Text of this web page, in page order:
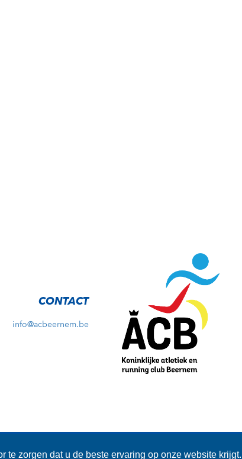
te zorgen dat u de beste ervaring op onze website krijgt.
CONTACT
info@acbeernem.be
Cookie Disclaimer -Privacy Disclaimer - Copyright © 2026